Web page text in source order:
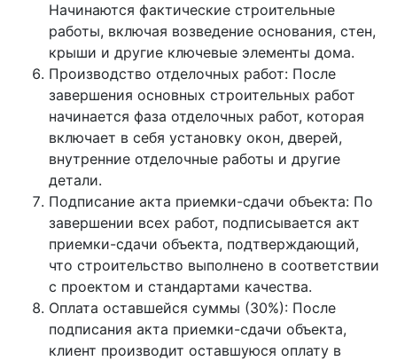
Начинаются фактические строительные
работы, включая возведение основания, стен,
крыши и другие ключевые элементы дома.
Производство отделочных работ: После
завершения основных строительных работ
начинается фаза отделочных работ, которая
включает в себя установку окон, дверей,
внутренние отделочные работы и другие
детали.
Подписание акта приемки-сдачи объекта: По
завершении всех работ, подписывается акт
приемки-сдачи объекта, подтверждающий,
что строительство выполнено в соответствии
с проектом и стандартами качества.
Оплата оставшейся суммы (30%): После
подписания акта приемки-сдачи объекта,
клиент производит оставшуюся оплату в